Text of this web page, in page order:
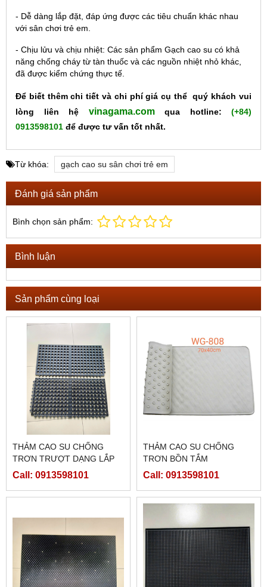
- Dễ dàng lắp đặt, đáp ứng được các tiêu chuẩn khác nhau
với sân chơi trẻ em.
- Chịu lửu và chịu nhiệt: Các sản phẩm Gạch cao su có khả
năng chống cháy từ tàn thuốc và các nguồn nhiệt nhỏ khác,
đã được kiểm chứng thực tế.
Để biết thêm chi tiết và chi phí giá cụ thể quý khách vui
lòng liên hệ
vinagama.comqua hotline: (+84)
0913598101 để được tư vấn tốt nhất.
Từ khóa: gạch cao su sân chơi trẻ em
Đánh giá sản phẩm
Bình chọn sản phẩm:
Bình luận
Sản phẩm cùng loại
THẢM CAO SU CHỐNG
TRƠN TRƯỢT DẠNG LẮP
GHÉP - WG 8040 - ĐEN
Call: 0913598101
THẢM CAO SU CHỐNG
TRƠN BỒN TẮM
Call: 0913598101